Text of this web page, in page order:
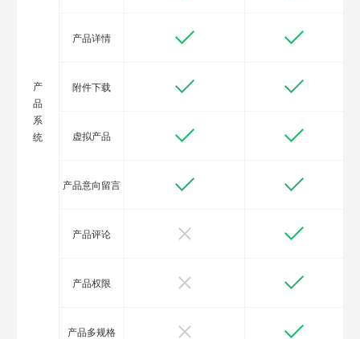
产
品
系
统
产品详情
附件下载
虚拟产品
产品意向留言
产品评论
产品权限
产品多规格